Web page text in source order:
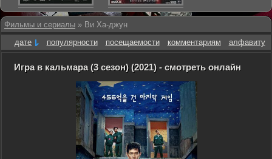
Фильмы и сериалы » Ви Ха-джун
дате
популярности посещаемости комментариям алфавиту
Игра в кальмара (3 сезон) (2021) - смотреть онлайн